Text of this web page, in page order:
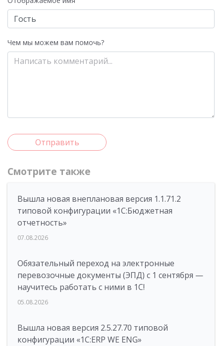
Чем мы можем вам помочь?
Отправить
Смотрите также
Вышла новая внеплановая версия 1.1.71.2
типовой конфигурации «1C:Бюджетная
отчетность»
07.08.2026
Обязательный переход на электронные
перевозочные документы (ЭПД) с 1 сентября —
научитесь работать с ними в 1С!
05.08.2026
Вышла новая версия 2.5.27.70 типовой
конфигурации «1С:ERP WE ENG»